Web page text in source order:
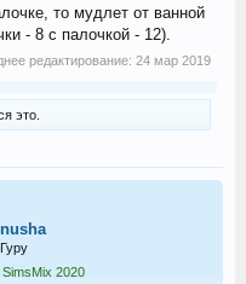
то мудлет от ванной
- 8 с палочкой - 12).
редактирование:24 мар 2019
это.
Гуру
SimsMix 2020